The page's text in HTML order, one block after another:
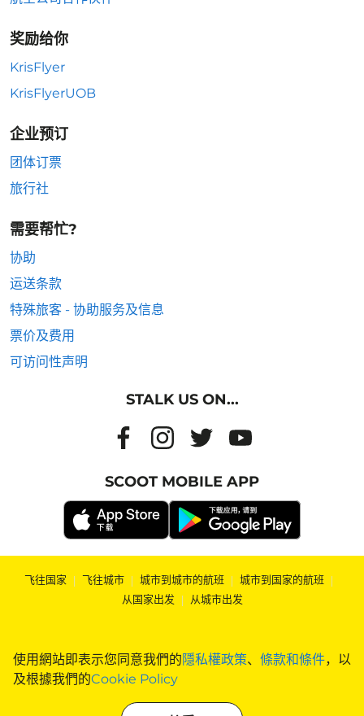
使用網站即表示您同意我們的隱私權政策、 條款和條件，以
及根據我們的Cookie Policy
奖励给你
KrisFlyer
KrisFlyerUOB
企业预订
团体订票
旅行社
需要帮忙?
协助
运送条款
特殊旅客 - 协助服务及信息
票价及费用
可访问性声明
STALK US ON...
SCOOT MOBILE APP
飞往国家 | 飞往城市 | 城市到城市的航班 | 城市到国家的航班 |
从国家出发 | 从城市出发